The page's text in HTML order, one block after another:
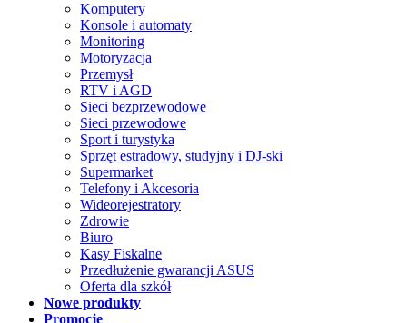
Komputery
Konsole i automaty
Monitoring
Motoryzacja
Przemysł
RTV i AGD
Sieci bezprzewodowe
Sieci przewodowe
Sport i turystyka
Sprzęt estradowy, studyjny i DJ-ski
Supermarket
Telefony i Akcesoria
Wideorejestratory
Zdrowie
Biuro
Kasy Fiskalne
Przedłużenie gwarancji ASUS
Oferta dla szkół
Nowe produkty
Promocje